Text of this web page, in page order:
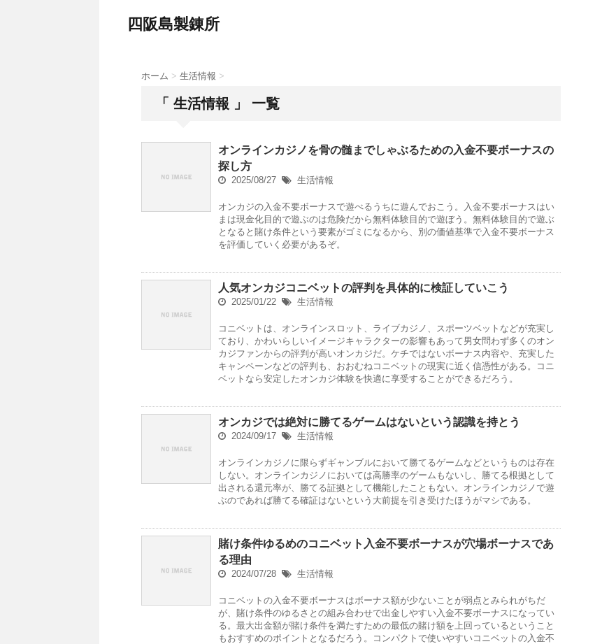
四阪島製錬所
ホーム > 生活情報 >
「 生活情報 」 一覧
オンラインカジノを骨の髄までしゃぶるための入金不要ボーナスの
探し方
2025/08/27 生活情報
オンカジの入金不要ボーナスで遊べるうちに遊んでおこう。入金不要ボーナスはい
まは現金化目的で遊ぶのは危険だから無料体験目的で遊ぼう。無料体験目的で遊ぶ
となると賭け条件という要素がゴミになるから、別の価値基準で入金不要ボーナス
を評価していく必要があるぞ。
人気オンカジコニベットの評判を具体的に検証していこう
2025/01/22 生活情報
コニベットは、オンラインスロット、ライブカジノ、スポーツベットなどが充実し
ており、かわいらしいイメージキャラクターの影響もあって男女問わず多くのオン
カジファンからの評判が高いオンカジだ。ケチではないボーナス内容や、充実した
キャンペーンなどの評判も、おおむねコニベットの現実に近く信憑性がある。コニ
ベットなら安定したオンカジ体験を快適に享受することができるだろう。
オンカジでは絶対に勝てるゲームはないという認識を持とう
2024/09/17 生活情報
オンラインカジノに限らずギャンブルにおいて勝てるゲームなどというものは存在
しない。オンラインカジノにおいては高勝率のゲームもないし、勝てる根拠として
出される還元率が、勝てる証拠として機能したこともない。オンラインカジノで遊
ぶのであれば勝てる確証はないという大前提を引き受けたほうがマシである。
賭け条件ゆるめのコニベット入金不要ボーナスが穴場ボーナスであ
る理由
2024/07/28 生活情報
コニベットの入金不要ボーナスはボーナス額が少ないことが弱点とみられがちだ
が、賭け条件のゆるさとの組み合わせで出金しやすい入金不要ボーナスになってい
る。最大出金額が賭け条件を満たすための最低の賭け額を上回っているということ
もおすすめのポイントとなるだろう。コンパクトで使いやすいコニベットの入金不